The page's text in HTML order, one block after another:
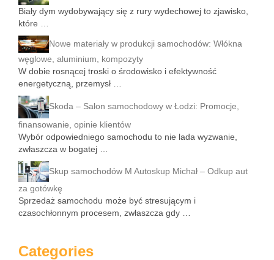
Biały dym wydobywający się z rury wydechowej to zjawisko,
które …
Nowe materiały w produkcji samochodów: Włókna
węglowe, aluminium, kompozyty
W dobie rosnącej troski o środowisko i efektywność
energetyczną, przemysł …
Skoda – Salon samochodowy w Łodzi: Promocje,
finansowanie, opinie klientów
Wybór odpowiedniego samochodu to nie lada wyzwanie,
zwłaszcza w bogatej …
Skup samochodów M Autoskup Michał – Odkup aut
za gotówkę
Sprzedaż samochodu może być stresującym i
czasochłonnym procesem, zwłaszcza gdy …
Categories